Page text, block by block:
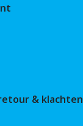
& klachten